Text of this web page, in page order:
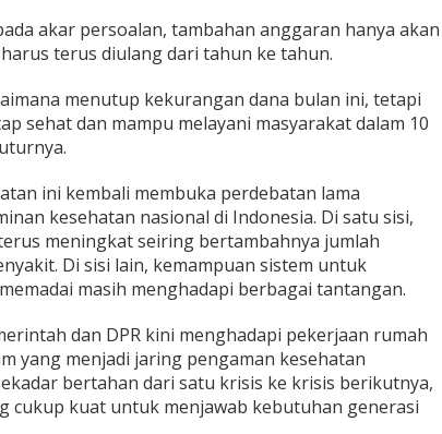
akar persoalan, tambahan anggaran hanya akan
terus diulang dari tahun ke tahun.
menutup kekurangan dana bulan ini, tetapi
sehat dan mampu melayani masyarakat dalam 10
ini kembali membuka perdebatan lama
kesehatan nasional di Indonesia. Di satu sisi,
meningkat seiring bertambahnya jumlah
Di sisi lain, kemampuan sistem untuk
masih menghadapi berbagai tantangan.
dan DPR kini menghadapi pekerjaan rumah
yang menjadi jaring pengaman kesehatan
bertahan dari satu krisis ke krisis berikutnya,
cukup kuat untuk menjawab kebutuhan generasi